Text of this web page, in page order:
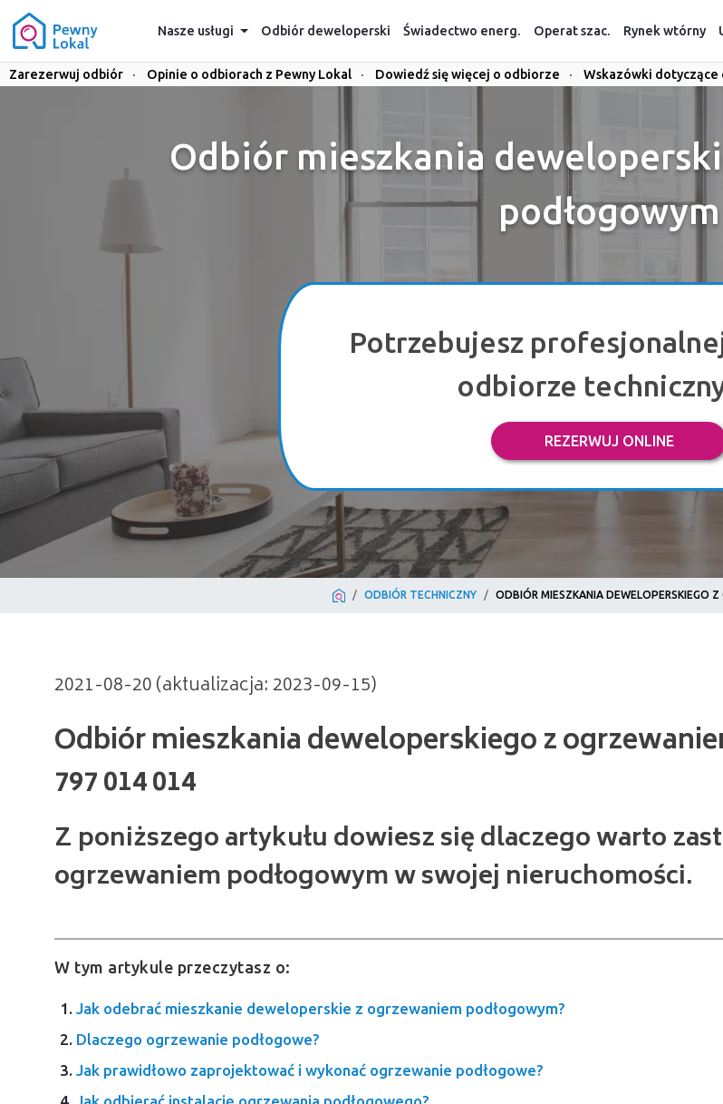
Nasze usługi Odbiór deweloperski Świadectwo energ. Operat szac. Rynek wtórny
Zarezerwuj odbiór · Opinie o odbiorach z Pewny Lokal · Dowiedź się więcej o odbiorze · Wskazówki
Odbiór mieszkania
podłogowym
Potrzebujesz
odbiorze
REZERWUJ ONLINE
ODBIÓR TECHNICZNY ODBIÓR MIESZKANIA DEWELOPERSKIEGO
2021-08-20 (aktualizacja: 2023-09-15)
Odbiór mieszkania deweloperskiego z ogrzewaniem
Z poniższego artykułu dowiesz się dlaczego warto
ogrzewaniem podłogowym w swojej nieruchomości.
W tym artykule przeczytasz o:
Jak odebrać mieszkanie deweloperskie z ogrzewaniem podłogowym?
Dlaczego ogrzewanie podłogowe?
Jak prawidłowo zaprojektować i wykonać ogrzewanie podłogowe?
Jak odbierać instalację ogrzewania podłogowego?